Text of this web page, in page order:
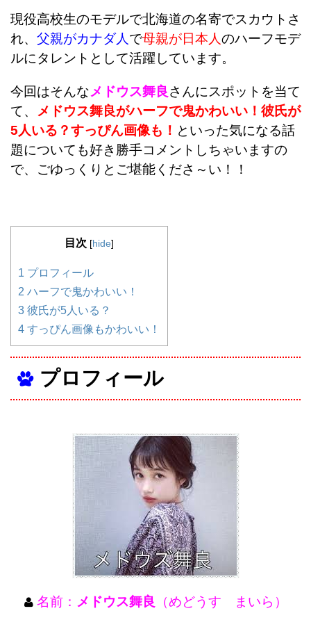
現役高校生のモデルで北海道の名寄でスカウトさ
れ、 父親がカナダ人 で母親が日本人のハーフモデ
ルにタレントとして活躍しています。
今回はそんなメドウス舞良さんにスポットを当て
て、
メドウス舞良がハーフで鬼かわいい！彼氏が
5人いる？すっぴん画像も！ といった気になる話
題についても好き勝手コメントしちゃいますの
で、ごゆっくりとご堪能くださ～い！！
目次 [hide]
1 プロフィール
2 ハーフで鬼かわいい！
3 彼氏が5人いる？
4 すっぴん画像もかわいい！
プロフィール
名前： メドウス舞良 （めどうす まいら）